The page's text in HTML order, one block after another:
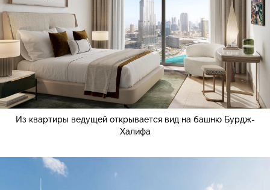
Из квартиры ведущей открывается вид на башню Бурдж-
Халифа